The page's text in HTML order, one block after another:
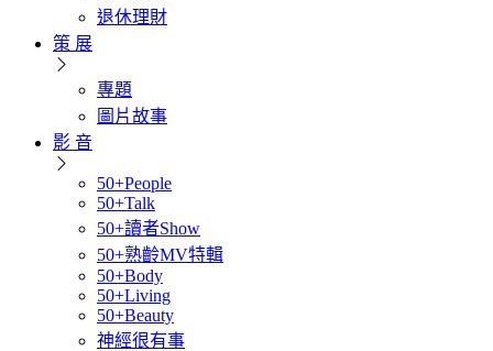
退休理財
策 展
專題
圖片故事
影 音
50+People
50+Talk
50+讀者Show
50+熟齡MV特輯
50+Body
50+Living
50+Beauty
神經很有事